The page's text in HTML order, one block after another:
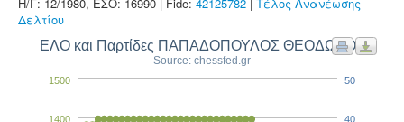
Δελτίου
ΕΛΟ και Παρτίδες ΠΑΠΑΔΟΠΟΥΛΟΣ ΘΕΟΔΩΡΟΣ
Source: chessfed.gr
1400
1500
40
50